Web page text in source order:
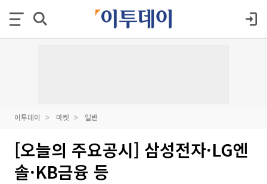
이투데이 마켓 일반
[오늘의 주요공시] 삼성전자·LG엔
솔·KB금융 등